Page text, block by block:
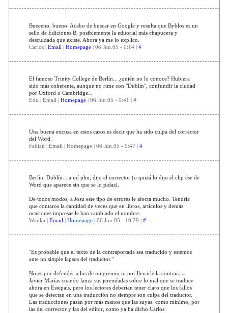
Bueeeno, bueno. Acabo de buscar en Google y resulta que Byblos es un
sello de Ediciones B, posiblemente la editorial más chapucera y
descuidada que existe. Ahora ya me lo explico.
Carlos | Email| Homepage| 06.Jun.05 - 0:14 | #
El famoso Trinity College de Berlín... ¿quién no lo conoce? Hubiera
sido más coherente, aunque no rime con "Dublín", confundir la ciudad
por Oxford o Cambridge...
Edu | Email | Homepage| 06.Jun.05 - 9:41 | #
Una buena excusa en estos casos es decir que ha sido culpa del corrector
del Word.
Fabian | Email | Homepage | 06.Jun.05 - 9:47 | #
Berlín, Dublín... a mí plin; dijo el corrector (o quizá lo dijo el clip ése de
Word que aparece sin que se lo pidas).
De todos modos, a Josu este tipo de errores le afecta mucho. Tendría
que contaros la cantidad de veces que en libros, artículos y demás
ocasiones impresas le han cambiado el nombre.
Wonka | Email| Homepage| 06.Jun.05 - 10:29 | #
"Es probable que el texto de la contraportada sea traducido y estemos
ante un simple lapsus del traductor."
No es por defender a los de mi gremio ni por llevarle la contrara a
Javier Marías cuando lanza sus jeremíadas sobre lo mal que se traduce
ahora en Estepaís, pero los lectores deberían tener claro que los fallos
que se detectan en una traducción no siempre son culpa del traductor.
Las traducciones pasan por más manos que las suyas: como mínimo, por
las del corrector y las del editor, como ya ha dicho Carlos.